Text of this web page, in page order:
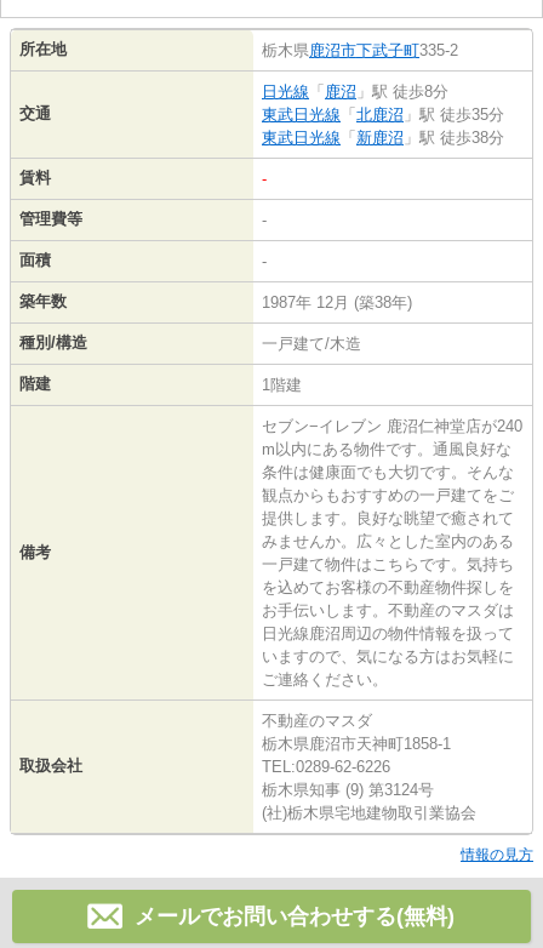
所在地 栃木県鹿沼市下武子町335-2
交通
日光線 「 鹿沼 」駅 徒歩8分
東武日光線 「 北鹿沼 」駅 徒歩35分
東武日光線 「 新鹿沼 」駅 徒歩38分
賃料 -
管理費等 -
面積 -
築年数 1987年 12月 (築38年)
種別/構造 一戸建て/木造
階建 1階建
備考
セブン−イレブン 鹿沼仁神堂店が240
m以内にある物件です。通風良好な
条件は健康面でも大切です。そんな
観点からもおすすめの一戸建てをご
提供します。良好な眺望で癒されて
みませんか。広々とした室内のある
一戸建て物件はこちらです。気持ち
を込めてお客様の不動産物件探しを
お手伝いします。不動産のマスダは
日光線鹿沼周辺の物件情報を扱って
いますので、気になる方はお気軽に
ご連絡ください。
取扱会社
不動産のマスダ
栃木県鹿沼市天神町1858-1
TEL:0289-62-6226
栃木県知事 (9) 第3124号
(社)栃木県宅地建物取引業協会
情報の見方
メールでお問い合わせする(無料)